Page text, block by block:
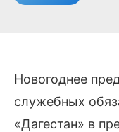
Новогоднее
служебных
«Дагестан» в